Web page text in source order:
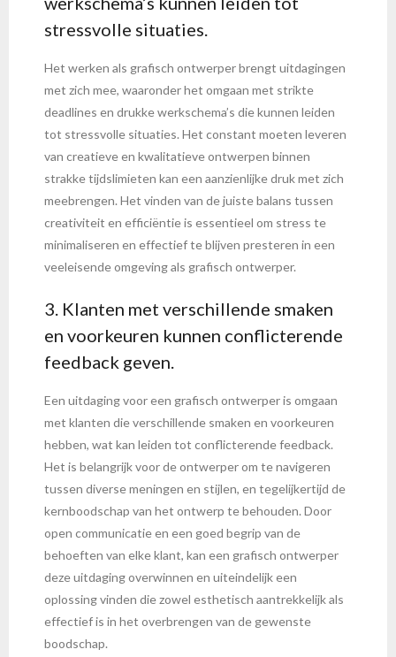
stressvolle situaties.
Het werken als grafisch ontwerper brengt uitdagingen
met zich mee, waaronder het omgaan met strikte
deadlines en drukke werkschema’s die kunnen leiden
tot stressvolle situaties. Het constant moeten leveren
van creatieve en kwalitatieve ontwerpen binnen
strakke tijdslimieten kan een aanzienlijke druk met zich
meebrengen. Het vinden van de juiste balans tussen
creativiteit en efficiëntie is essentieel om stress te
minimaliseren en effectief te blijven presteren in een
veeleisende omgeving als grafisch ontwerper.
3. Klanten met verschillende smaken
en voorkeuren kunnen conflicterende
feedback geven.
Een uitdaging voor een grafisch ontwerper is omgaan
met klanten die verschillende smaken en voorkeuren
hebben, wat kan leiden tot conflicterende feedback.
Het is belangrijk voor de ontwerper om te navigeren
tussen diverse meningen en stijlen, en tegelijkertijd de
kernboodschap van het ontwerp te behouden. Door
open communicatie en een goed begrip van de
behoeften van elke klant, kan een grafisch ontwerper
deze uitdaging overwinnen en uiteindelijk een
oplossing vinden die zowel esthetisch aantrekkelijk als
effectief is in het overbrengen van de gewenste
boodschap.